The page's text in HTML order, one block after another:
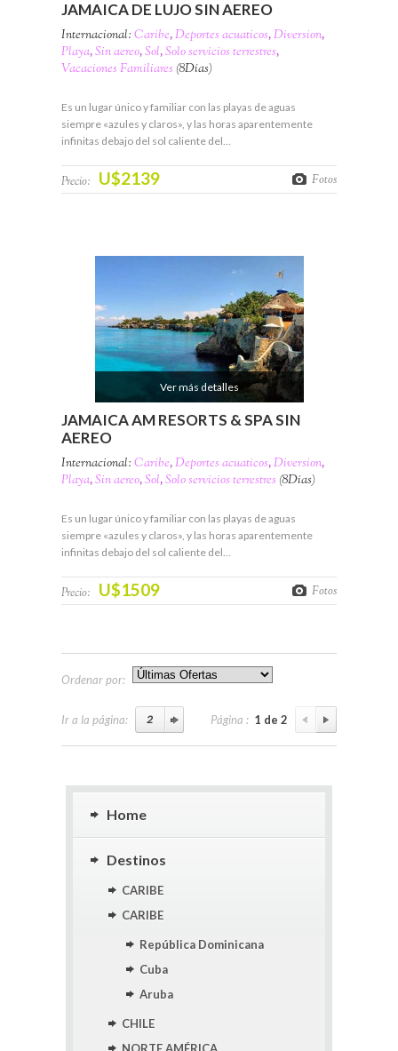
JAMAICA DE LUJO SIN AEREO
Internacional: Caribe,Deportes acuaticos,Diversion,
Playa,Sin aereo,Sol,Solo servicios terrestres,
Vacaciones Familiares (8Días)
Es un lugar único y familiar con las playas de aguas
siempre «azules y claros», y las horas aparentemente
infinitas debajo del sol caliente del…
Precio: U$2139 Fotos
Ver más detalles
JAMAICA AM RESORTS & SPA SIN
AEREO
Internacional: Caribe,Deportes acuaticos,Diversion,
Playa,Sin aereo,Sol,Solo servicios terrestres (8Días)
Es un lugar único y familiar con las playas de aguas
siempre «azules y claros», y las horas aparentemente
infinitas debajo del sol caliente del…
Precio: U$1509 Fotos
Ordenar por:
Ir a la página: Página : 1 de 2
Home
Destinos
CARIBE
CARIBE
República Dominicana
Cuba
Aruba
CHILE